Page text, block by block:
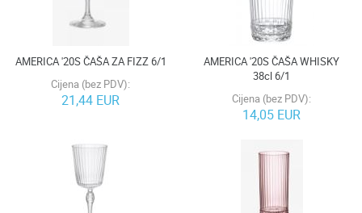
AMERICA '20S ČAŠA ZA FIZZ 6/1
Cijena (bez PDV):
21,44 EUR
AMERICA '20S ČAŠA WHISKY
38cl 6/1
Cijena (bez PDV):
14,05 EUR